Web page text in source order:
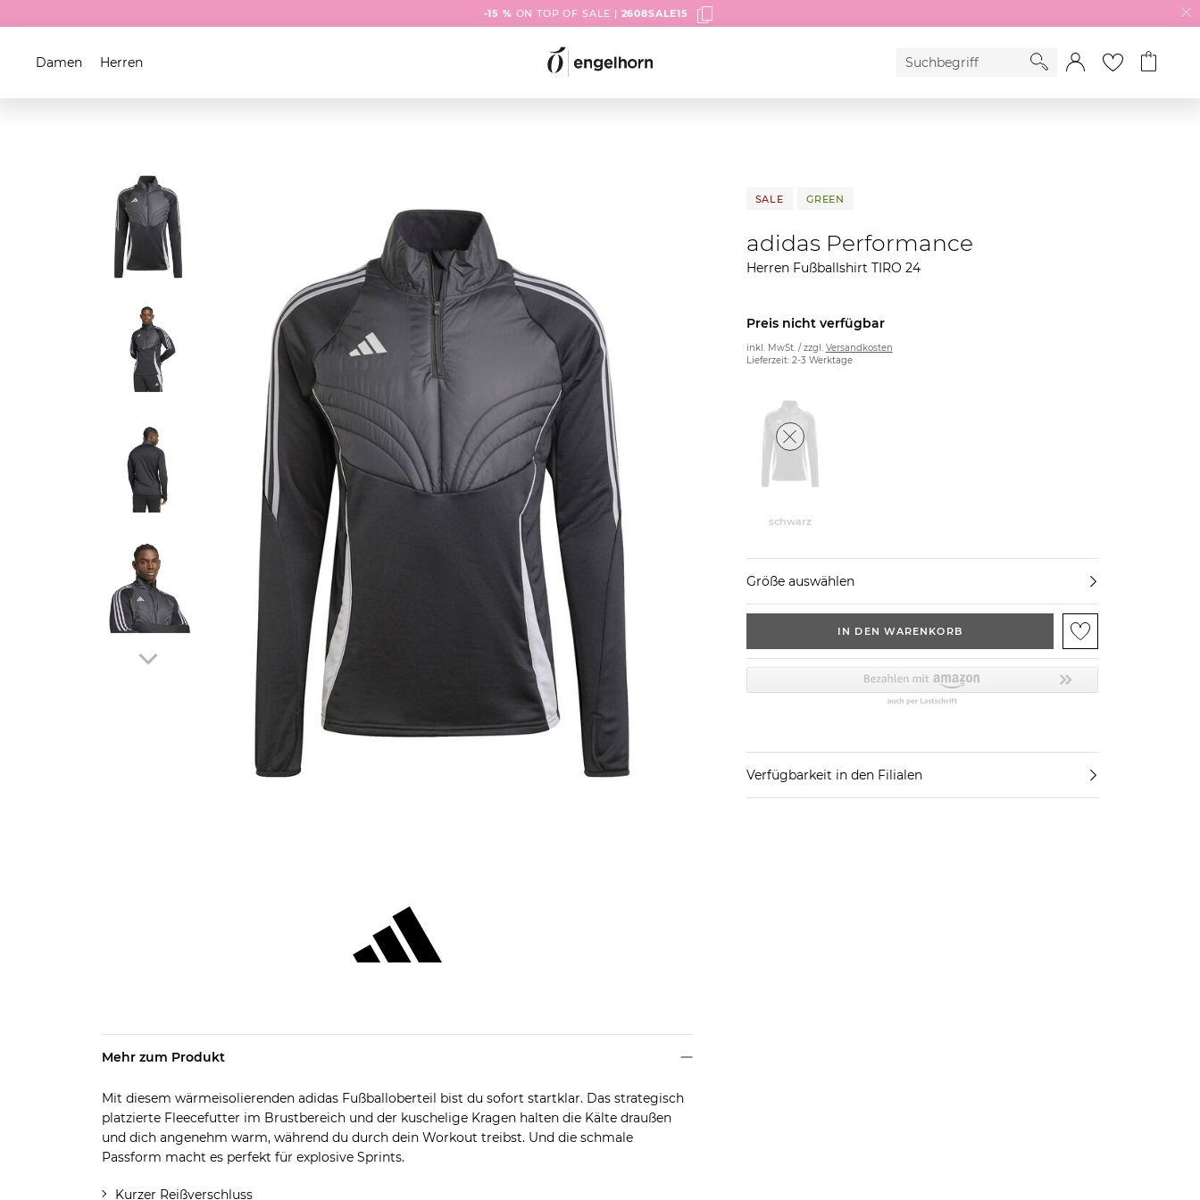
-15 % ON TOP OF SALE | 2608SALE15
Damen Herren
SALE GREEN
adidas Performance
Herren Fußballshirt TIRO 24
Preis nicht verfügbar
inkl. MwSt. / zzgl. Versandkosten
Lieferzeit: 2-3 Werktage
schwarz
Größe auswählen
IN DEN WARENKORB
Verfügbarkeit in den Filialen
Mehr zum Produkt
Mit diesem wärmeisolierenden adidas Fußballoberteil bist du sofort startklar. Das strategisch
platzierte Fleecefutter im Brustbereich und der kuschelige Kragen halten die Kälte draußen
und dich angenehm warm, während du durch dein Workout treibst. Und die schmale
Passform macht es perfekt für explosive Sprints.
Kurzer Reißverschluss